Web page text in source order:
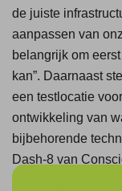
de juiste
aanpassen van
belangrijk om
kan”. Daarnaast
een testlocatie
ontwikkeling van
bijbehorende
Dash-8 van